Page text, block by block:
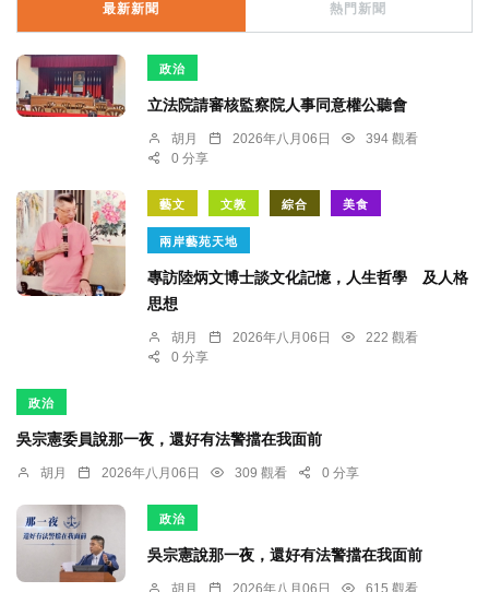
最新新聞 熱門新聞
政治
立法院請審核監察院人事同意權公聽會
胡月 2026年八月06日
394 觀看
0 分享
藝文 文教 綜合 美食
兩岸藝苑天地
專訪陸炳文博士談文化記憶，人生哲學 及人格
思想
胡月 2026年八月06日
222 觀看
0 分享
政治
吳宗憲委員說那一夜，還好有法警擋在我面前
胡月 2026年八月06日 309 觀看 0 分享
政治
吳宗憲說那一夜，還好有法警擋在我面前
胡月 2026年八月06日 615 觀看